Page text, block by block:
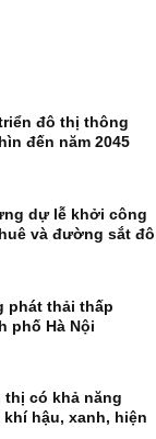
đô thị thông
đến năm 2045
dự lễ khởi công
và đường sắt đô
phát thải thấp
phố Hà Nội
có khả năng
hậu, xanh, hiện